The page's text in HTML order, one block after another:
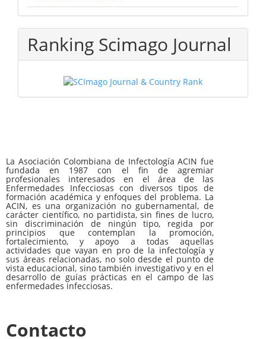
Ranking Scimago Journal
La Asociación Colombiana de Infectología ACIN fue
fundada en 1987 con el fin de agremiar
profesionales interesados en el área de las
Enfermedades Infecciosas con diversos tipos de
formación académica y enfoques del problema. La
ACIN, es una organización no gubernamental, de
carácter científico, no partidista, sin fines de lucro,
sin discriminación de ningún tipo, regida por
principios que contemplan la promoción,
fortalecimiento, y apoyo a todas aquellas
actividades que vayan en pro de la infectología y
sus áreas relacionadas, no solo desde el punto de
vista educacional, sino también investigativo y en el
desarrollo de guías prácticas en el campo de las
enfermedades infecciosas.
Contacto